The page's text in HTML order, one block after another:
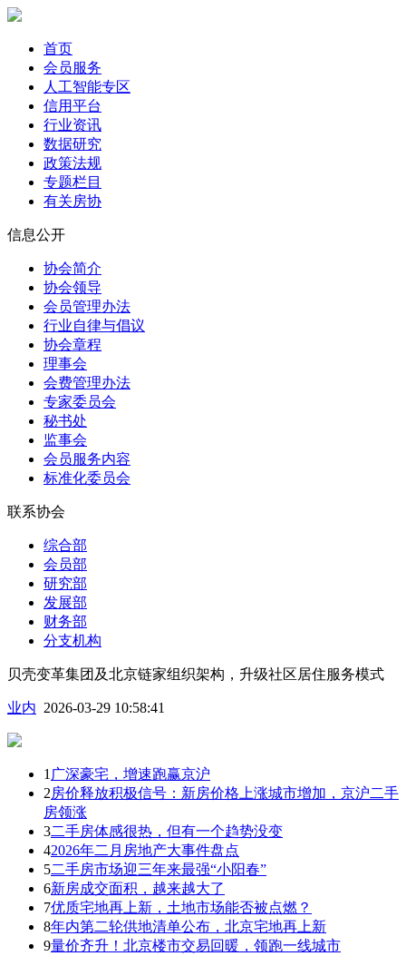
首页
会员服务
人工智能专区
信用平台
行业资讯
数据研究
政策法规
专题栏目
有关房协
信息公开
协会简介
协会领导
会员管理办法
行业自律与倡议
协会章程
理事会
会费管理办法
专家委员会
秘书处
监事会
会员服务内容
标准化委员会
联系协会
综合部
会员部
研究部
发展部
财务部
分支机构
贝壳变革集团及北京链家组织架构，升级社区居住服务模式
业内 2026-03-29 10:58:41
1 广深豪宅，增速跑赢京沪
2房价释放积极信号：新房价格上涨城市增加，京沪二手
房领涨
3二手房体感很热，但有一个趋势没变
42026年二月房地产大事件盘点
5二手房市场迎三年来最强“小阳春”
6新房成交面积，越来越大了
7优质宅地再上新，土地市场能否被点燃？
8年内第二轮供地清单公布，北京宅地再上新
9量价齐升！北京楼市交易回暖，领跑一线城市